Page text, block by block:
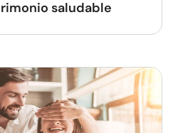
saludable